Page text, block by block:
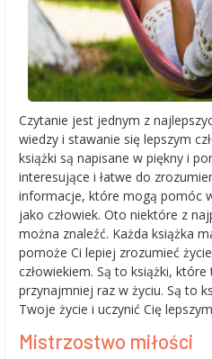
Czytanie jest jednym z
wiedzy i stawanie się lepszym
książki są napisane w piękny i
interesujące i łatwe do
informacje, które mogą pomóc
jako człowiek. Oto niektóre z
można znaleźć. Każda książka
pomoże Ci lepiej zrozumieć
człowiekiem. Są to książki,
przynajmniej raz w życiu. Są to
Twoje życie i uczynić Cię
Mistrzostwo miłości